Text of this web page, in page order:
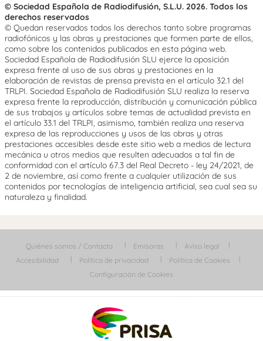
© Sociedad Española de Radiodifusión, S.L.U. 2026. Todos los
derechos reservados
© Quedan reservados todos los derechos tanto sobre programas
radiofónicos y las obras y prestaciones que formen parte de ellos,
como sobre los contenidos publicados en esta página web.
Sociedad Española de Radiodifusión SLU ejerce la oposición
expresa frente al uso de sus obras y prestaciones en la
elaboración de revistas de prensa prevista en el artículo 32.1 del
TRLPI. Sociedad Española de Radiodifusión SLU realiza la reserva
expresa frente la reproducción, distribución y comunicación pública
de sus trabajos y artículos sobre temas de actualidad prevista en
el artículo 33.1 del TRLPI, asimismo, también realiza una reserva
expresa de las reproducciones y usos de las obras y otras
prestaciones accesibles desde este sitio web a medios de lectura
mecánica u otros medios que resulten adecuados a tal fin de
conformidad con el artículo 67.3 del Real Decreto - ley 24/2021, de
2 de noviembre, así como frente a cualquier utilización de sus
contenidos por tecnologías de inteligencia artificial, sea cual sea su
naturaleza y finalidad.
Quiénes somos / Contacta Emisoras
Aviso legal
Accesibilidad
Política de privacidad
Política de Cookies
Configuración de Cookies